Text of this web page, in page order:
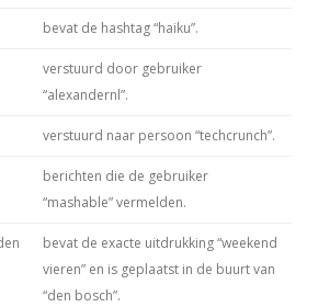
bevat de hashtag “haiku”.
verstuurd door gebruiker
“alexandernl”.
verstuurd naar persoon “techcrunch”.
berichten die de gebruiker
“mashable” vermelden.
bevat de exacte uitdrukking “weekend
vieren” en is geplaatst in de buurt van
“den bosch”.